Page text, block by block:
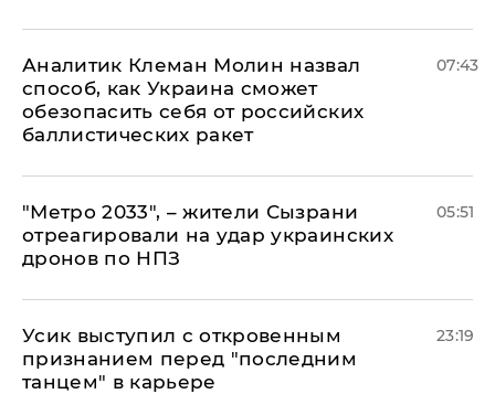
Аналитик Клеман Молин назвал
способ, как Украина сможет
обезопасить себя от российских
баллистических ракет
07:43
"Метро 2033", – жители Сызрани
отреагировали на удар украинских
дронов по НПЗ
05:51
Усик выступил с откровенным
признанием перед "последним
танцем" в карьере
23:19